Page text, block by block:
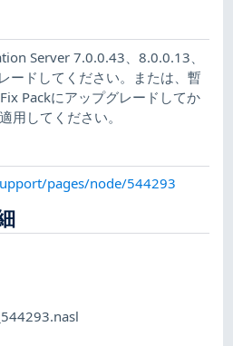
Server 7.0.0.43、8.0.0.13、
ードしてください。または、暫
Packにアップグレードしてか
用してください。
pages/node/544293